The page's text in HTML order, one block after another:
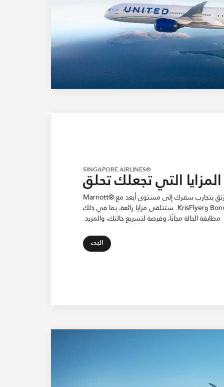
®SINGAPORE AIRLINES
المزايا التي تجعلك تحلق
ارتقِ بتجارب سفرك إلى مستوى أبعد مع ®Marriott
Bonvoy وKrisFlyer. ستتلقى مزايا رائعة، بما في ذلك
مطابقة الحالة مجانًا، وفرصة لتسريع حالتك، والمزيد.
البدءOpen in New Tab